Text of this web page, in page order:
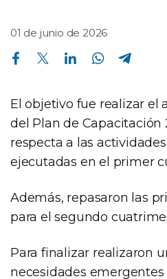
01 de junio de 2026
Compartir en Facebook Compartir en Twitter Compartir en Linkedin Compartir en Whatsapp
El objetivo fue realizar el
del Plan de Capacitación
respecta a las
ejecutadas en el primer
Además, repasaron las
para el segundo
Para finalizar realizaron
necesidades